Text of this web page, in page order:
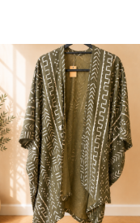
AJOUTER AU
PANIER